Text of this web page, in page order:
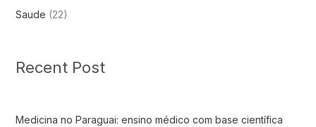
Saude (22)
Recent Post
Medicina no Paraguai: ensino médico com base científica